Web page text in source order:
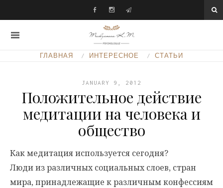
ГЛАВНАЯ ИНТЕРЕСНОЕ СТАТЬИ
JANUARY 9, 2012
Положительное действие
медитации на человека и
общество
Как медитация используется сегодня?
Люди из различных социальных слоев, стран
мира, принадлежащие к различным конфессиям